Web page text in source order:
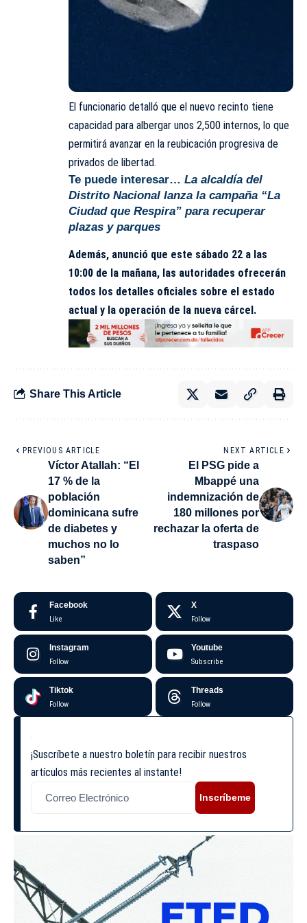
El funcionario detalló que el nuevo recinto tiene
capacidad para albergar unos 2,500 internos, lo que
permitirá avanzar en la reubicación progresiva de
privados de libertad.
Te puede interesar… La alcaldía del
Distrito Nacional lanza la campaña “La
Ciudad que Respira” para recuperar
plazas y parques
Además, anunció que este sábado 22 a las
10:00 de la mañana, las autoridades ofrecerán
todos los detalles oficiales sobre el estado
actual y la operación de la nueva cárcel.
Share This Article
PREVIOUS ARTICLE
Víctor Atallah: “El
17 % de la
población
dominicana sufre
de diabetes y
muchos no lo
saben”
NEXT ARTICLE
El PSG pide a
Mbappé una
indemnización de
180 millones por
rechazar la oferta de
traspaso
Facebook
Like
X
Follow
Instagram
Follow
Youtube
Subscribe
Tiktok
Follow
Threads
Follow
¡Suscríbete a nuestro boletín para recibir nuestros
artículos más recientes al instante!
Inscríbeme